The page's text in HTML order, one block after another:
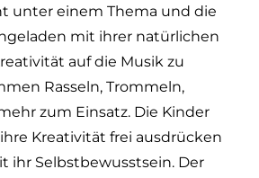
unter einem Thema und die
mit ihrer natürlichen
auf die Musik zu
Rasseln, Trommeln,
zum Einsatz. Die Kinder
Kreativität frei ausdrücken
ihr Selbstbewusstsein. Der